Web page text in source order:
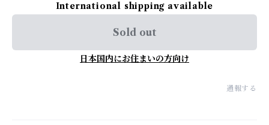
International shipping available
Sold out
日本国内にお住まいの方向け
通報する